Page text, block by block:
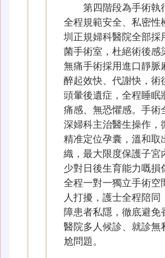
第四階段為手術執
全程規範安全、私密性
圳正規婦科醫院全部採
菌手術室，杜絕術後感
無痛手術採用進口靜脈
醉起效快、代謝快，術
頭暈後遺症，全程睡眠
痛感、無恐懼感。手術
深婦科主治醫生操作，
精准定位孕囊，溫和取
織，最大限度保護子宮
少對日後生育能力嘅損
全程一對一獨立手術空
人打擾，護士全程陪同
障患者私隱，徹底避免
醫院多人候診、就診無
尬問題。